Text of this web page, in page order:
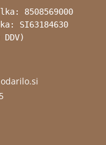
8508569000
SI63184630